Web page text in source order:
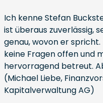
Ich kenne Stefan
ist überaus zuverlässig,
genau, wovon er
keine Fragen offen und
hervorragend betreut.
(Michael Liebe,
Kapitalverwaltung AG)